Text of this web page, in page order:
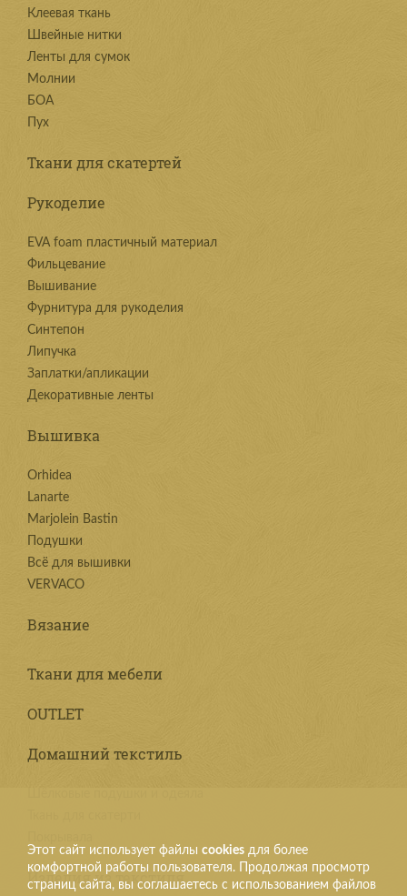
Этот сайт использует файлы cookies для более
комфортной работы пользователя. Продолжая просмотр
страниц сайта, вы соглашаетесь с использованием файлов
Клеевая ткань
Швейные нитки
Ленты для сумок
Молнии
БОА
Пух
Ткани для скатертей
Рукоделие
EVA foam пластичный материал
Фильцевание
Вышивание
Фурнитура для рукоделия
Синтепон
Липучка
Заплатки/апликации
Декоративные ленты
Вышивка
Orhidea
Lanarte
Marjolein Bastin
Подушки
Всё для вышивки
VERVACO
Вязание
Ткани для мебели
OUTLET
Домашний текстиль
Изделия из текстиля